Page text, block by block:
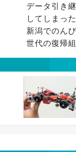
データ引き
してしまっ
新潟でのん
世代の復帰組